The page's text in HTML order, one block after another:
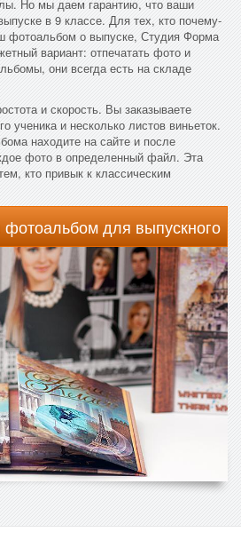
Но мы даем гарантию, что ваши
в 9 классе. Для тех, кто почему-
фотоальбом о выпуске, Студия Форма
вариант: отпечатать фото и
они всегда есть на складе
и скорость. Вы заказываете
ученика и несколько листов виньеток.
находите на сайте и после
фото в определенный файл. Эта
кто привык к классическим
для выпускного